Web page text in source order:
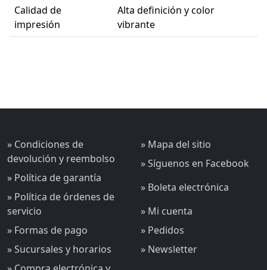
Calidad de
impresión
Alta definición y color
vibrante
» Condiciones de
devolución y reembolso
» Política de garantía
» Política de órdenes de
servicio
» Formas de pago
» Sucursales y horarios
» Mapa del sitio
» Síguenos en Facebook
» Boleta electrónica
» Mi cuenta
» Pedidos
» Newsletter